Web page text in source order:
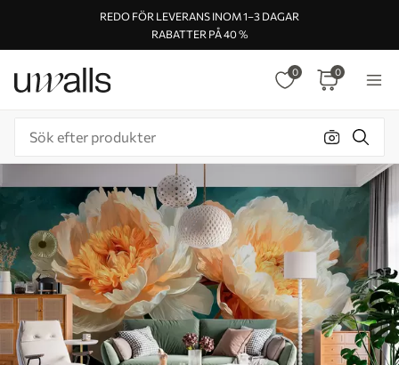
REDO FÖR LEVERANS INOM 1–3 DAGAR
RABATTER PÅ 40 %
0 0